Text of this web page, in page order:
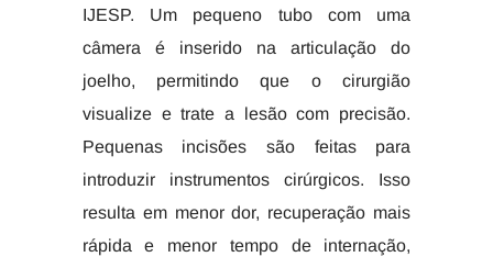
IJESP. Um pequeno tubo com uma
câmera é inserido na articulação do
joelho, permitindo que o cirurgião
visualize e trate a lesão com precisão.
Pequenas incisões são feitas para
introduzir instrumentos cirúrgicos. Isso
resulta em menor dor, recuperação mais
rápida e menor tempo de internação,